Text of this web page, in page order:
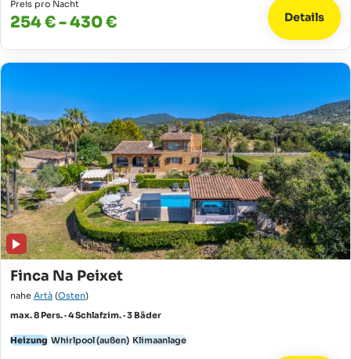
Preis pro Nacht
254 € - 430 € Details
Finca Na Peixet
nahe Artà (Osten)
max. 8 Pers. · 4 Schlafzim. · 3 Bäder
Heizung Whirlpool (außen) Klimaanlage